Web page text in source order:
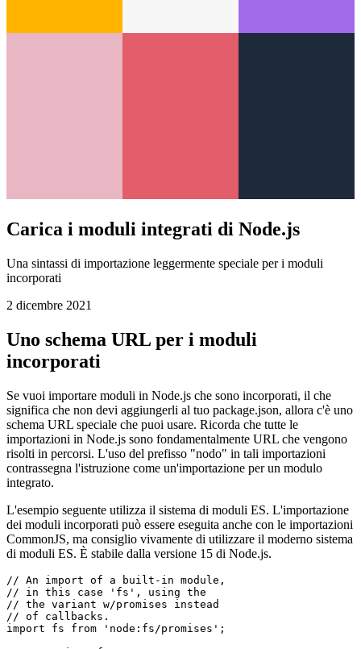
incorporati
2 dicembre 2021
Uno schema URL per i moduli
incorporati
Se vuoi importare moduli in Node.js che sono incorporati, il che
significa che non devi aggiungerli al tuo package.json, allora c'è uno
schema URL speciale che puoi usare. Ricorda che tutte le
importazioni in Node.js sono fondamentalmente URL che vengono
risolti in percorsi. L'uso del prefisso "nodo" in tali importazioni
contrassegna l'istruzione come un'importazione per un modulo
integrato.
L'esempio seguente utilizza il sistema di moduli ES. L'importazione
dei moduli incorporati può essere eseguita anche con le importazioni
CommonJS, ma consiglio vivamente di utilizzare il moderno sistema
di moduli ES. È stabile dalla versione 15 di Node.js.